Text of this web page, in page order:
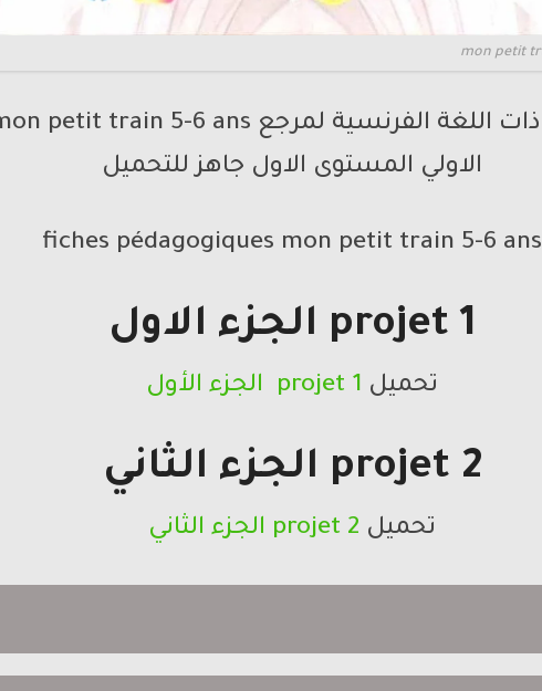
الاولي المستوى الاول جاهز للتحميل
fiches pédagogiques mon petit train 5-6 ans
projet 1 الجزء الاول
تحميل projet 1 الجزء الأول
projet 2 الجزء الثاني
تحميل projet 2 الجزء الثاني